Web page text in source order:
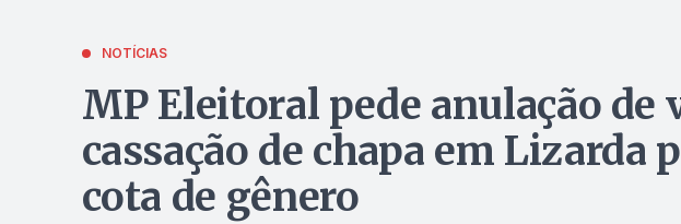
NOTÍCIAS
MP Eleitoral pede anulação de
cassação de chapa em Lizarda
cota de gênero